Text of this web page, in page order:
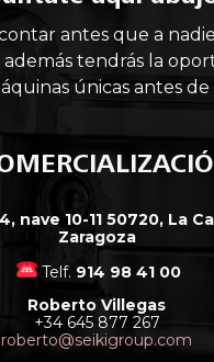
antes que a
además tendrás la
únicas antes
nave 10-11 50720, La
Zaragoza
Telf. 914 98 41 00
Roberto Villegas
+34 645 877 267
roberto@seikigroup.com